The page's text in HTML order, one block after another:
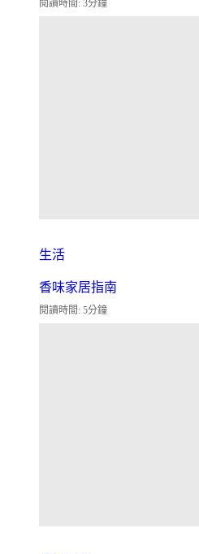
閱讀時間: 3分鐘
生活
香味家居指南
閱讀時間: 5分鐘